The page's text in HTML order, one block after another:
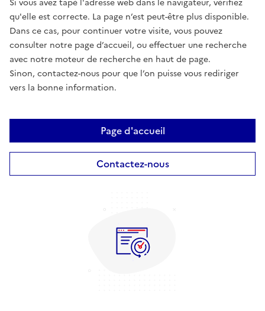
Si vous avez tapé l'adresse web dans le navigateur, vérifiez
qu'elle est correcte. La page n’est peut-être plus disponible.
Dans ce cas, pour continuer votre visite, vous pouvez
consulter notre page d’accueil, ou effectuer une recherche
avec notre moteur de recherche en haut de page.
Sinon, contactez-nous pour que l’on puisse vous rediriger
vers la bonne information.
Page d'accueil
Contactez-nous